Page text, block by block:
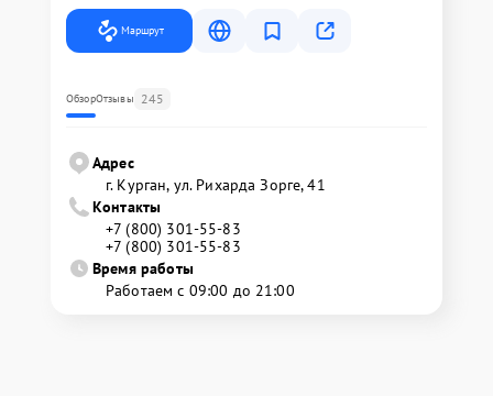
Маршрут
ОбзорОтзывы 245
Адрес
г. Курган, ул. Рихарда Зорге, 41
Контакты
+7 (800) 301-55-83
+7 (800) 301-55-83
Время работы
Работаем с 09:00 до 21:00